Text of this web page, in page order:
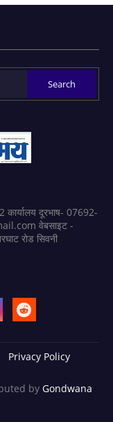
कार्यालय दूरभाष- 07692-
वेबसाइट -
रोड सिवनी
Privacy Policy
by Gondwana